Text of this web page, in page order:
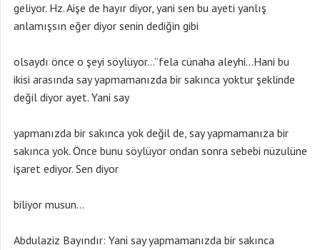
geliyor. Hz. Aişe de hayır diyor, yani sen bu ayeti yanlış
anlamışsın eğer diyor senin dediğin gibi
olsaydı önce o şeyi söylüyor…”fela cünaha aleyhi…Hani bu
ikisi arasında say yapmamanızda bir sakınca yoktur şeklinde
değil diyor ayet. Yani say
yapmanızda bir sakınca yok değil de, say yapmamanıza bir
sakınca yok. Önce bunu söylüyor ondan sonra sebebi nüzulüne
işaret ediyor. Sen diyor
biliyor musun…
Abdulaziz Bayındır: Yani say yapmamanızda bir sakınca